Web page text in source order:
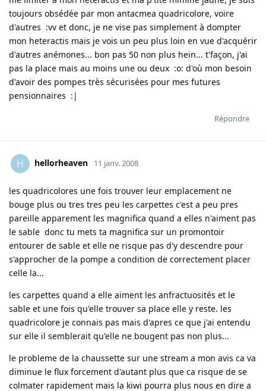
toujours obsédée par mon antacmea quadricolore, voire
d'autres :vv et donc, je ne vise pas simplement à dompter
mon heteractis mais je vois un peu plus loin en vue d'acquérir
d'autres anémones... bon pas 50 non plus hein... t'façon, j'ai
pas la place mais au moins une ou deux :o: d'où mon besoin
d'avoir des pompes très sécurisées pour mes futures
pensionnaires :|
Répondre
H hellorheaven 11 janv. 2008
les quadricolores une fois trouver leur emplacement ne
bouge plus ou tres tres peu les carpettes c'est a peu pres
pareille apparement les magnifica quand a elles n'aiment pas
le sable donc tu mets ta magnifica sur un promontoir
entourer de sable et elle ne risque pas d'y descendre pour
s'approcher de la pompe a condition de correctement placer
celle la...
les carpettes quand a elle aiment les anfractuosités et le
sable et une fois qu'elle trouver sa place elle y reste. les
quadricolore je connais pas mais d'apres ce que j'ai entendu
sur elle il semblerait qu'elle ne bougent pas non plus...
le probleme de la chaussette sur une stream a mon avis ca va
diminue le flux forcement d'autant plus que ca risque de se
colmater rapidement mais la kiwi pourra plus nous en dire a